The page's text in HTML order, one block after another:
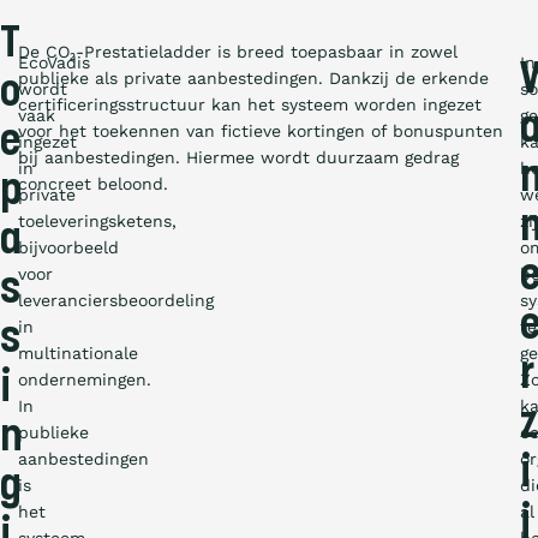
T
o
e
p
a
s
s
i
n
g
EcoVadis
wordt
vaak
ingezet
in
private
toeleveringsketens,
bijvoorbeeld
voor
leveranciersbeoordeling
in
multinationale
ondernemingen.
In
publieke
aanbestedingen
is
het
De CO₂-Prestatieladder is breed toepasbaar in zowel
publieke als private aanbestedingen. Dankzij de erkende
certificeringsstructuur kan het systeem worden ingezet
voor het toekennen van fictieve kortingen of bonuspunten
bij aanbestedingen. Hiermee wordt duurzaam gedrag
concreet beloond.
r
z
i
j
In
te
al